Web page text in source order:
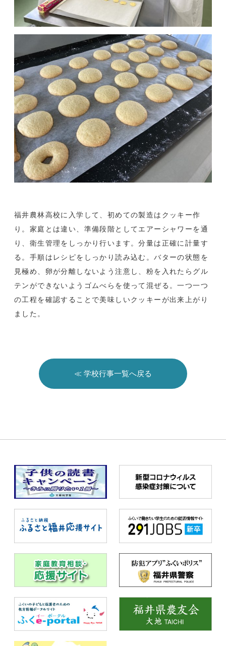
福井農林高校に入学して、初めての製造はクッキー作
り。家庭とは違い、準備段階としてエアーシャワーを通
り、衛生管理をしっかり行います。分量は正確に計量す
る。手順はレシピをしっかり読み込む。バターの状態を
見極め、卵が分離しないよう注意し、粉を入れたらグル
テンができないようゴムべらを使って混ぜる。一つ一つ
の工程を確認することで美味しいクッキーが出来上がり
ました。
≪ 学校行事一覧へ戻る